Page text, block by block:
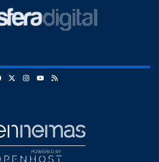
FacebookInstagram